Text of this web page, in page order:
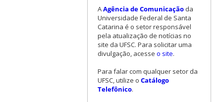
AAgência de Comunicaçãoda
Universidade Federal de Santa
Catarina é o setor responsável
pela atualização de notícias no
site da UFSC. Para solicitar uma
divulgação, acesse o site.
Para falar com qualquer setor da
UFSC, utilize o Catálogo
Telefônico.